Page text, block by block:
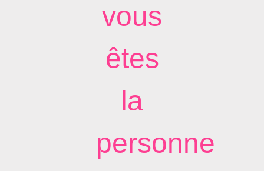
vous
êtes
la
personne